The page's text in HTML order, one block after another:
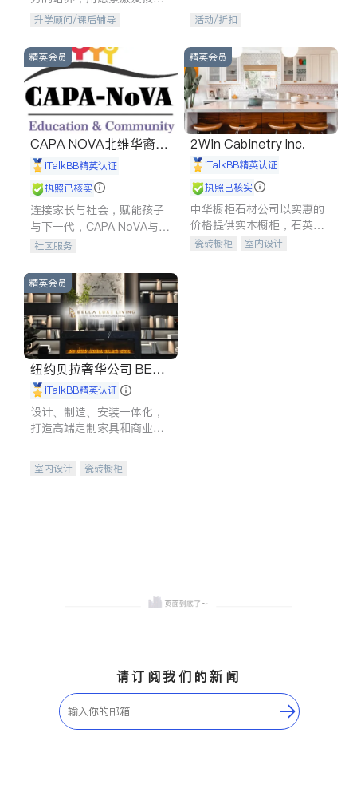
的学习潜力和动力。理念：
石。
升学顾问/课后辅导
专属福利。
活动/折扣
精英会员
CAPA NOVA北维华裔家
长会iTalkBB精英认证
执照已核实
连接家长与社会，赋能孩子
与下一代，CAPA NoVA与您
携手建设包容、公平、充满
社区服务
精英会员
2Win Cabinetry Inc.
iTalkBB精英认证
执照已核实
中华橱柜石材公司以实惠的
价格提供实木橱柜，石英石
台面，多种优质不锈钢水
瓷砖橱柜
室内设计
精英会员
纽约贝拉奢华公司 BELL
A LUXE
iTalkBB精英认证
设计、制造、安装一体化，
打造高端定制家具和商业空
室内设计
瓷砖橱柜
请订阅我们的新闻